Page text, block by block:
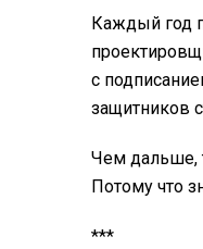
Каждый год
с
защитников
Чем дальше,
Потому что
***